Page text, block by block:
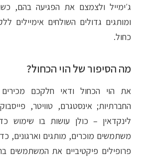
ג׳ימייל ולצמצם את הפגיעה בהם,
ומותגים גדולים השולחים אימיילים
כחול.
מה הסיפור של הוי הכחול?
את הוי הכחול ודאי חלקכם
החברתיות; אינסטגרם, טוויטר,
לינקדאין – כולן עושות בו שימוש
משתמשים מוכרים, מותגים וארגונים,
פרופילים פיקטיביים את המשתמשים